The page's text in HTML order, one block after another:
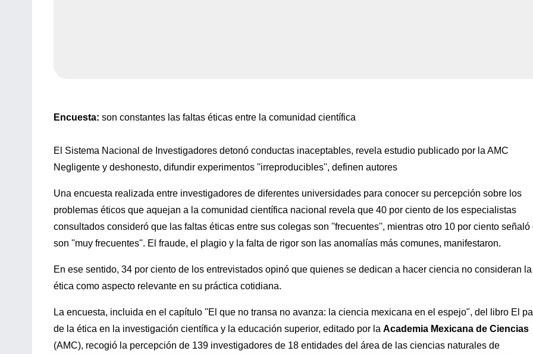
Encuesta: son constantes las faltas éticas entre la comunidad científica
El Sistema Nacional de Investigadores detonó conductas inaceptables, revela estudio publicado por la AMC
Negligente y deshonesto, difundir experimentos ''irreproducibles'', definen autores
Una encuesta realizada entre investigadores de diferentes universidades para conocer su percepción sobre los
problemas éticos que aquejan a la comunidad científica nacional revela que 40 por ciento de los especialistas
consultados consideró que las faltas éticas entre sus colegas son ''frecuentes'', mientras otro 10 por ciento señaló
son ''muy frecuentes''. El fraude, el plagio y la falta de rigor son las anomalías más comunes, manifestaron.
En ese sentido, 34 por ciento de los entrevistados opinó que quienes se dedican a hacer ciencia no consideran la
ética como aspecto relevante en su práctica cotidiana.
La encuesta, incluida en el capítulo ''El que no transa no avanza: la ciencia mexicana en el espejo", del libro El
de la ética en la investigación científica y la educación superior, editado por la Academia Mexicana de Ciencias
(AMC), recogió la percepción de 139 investigadores de 18 entidades del área de las ciencias naturales de